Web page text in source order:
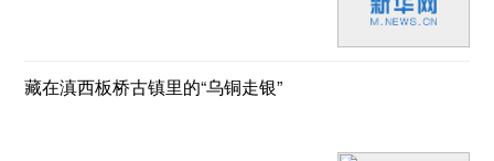
藏在滇西板桥古镇里的“乌铜走银”